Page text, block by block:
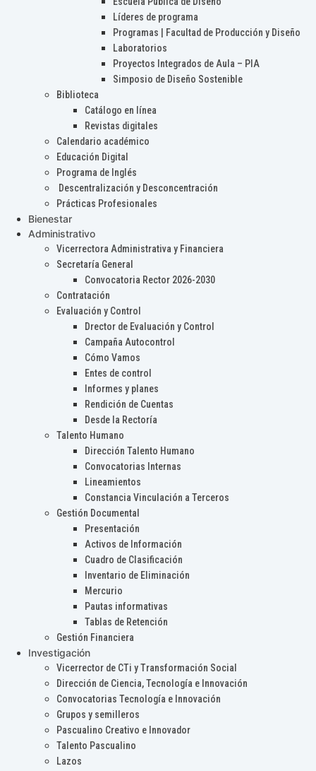
Líderes de programa
Programas | Facultad de Producción y Diseño
Laboratorios
Proyectos Integrados de Aula – PIA
Simposio de Diseño Sostenible
Biblioteca
Catálogo en línea
Revistas digitales
Calendario académico
Educación Digital
Programa de Inglés
Descentralización y Desconcentración
Prácticas Profesionales
Bienestar
Administrativo
Vicerrectora Administrativa y Financiera
Secretaría General
Convocatoria Rector 2026-2030
Contratación
Evaluación y Control
Drector de Evaluación y Control
Campaña Autocontrol
Cómo Vamos
Entes de control
Informes y planes
Rendición de Cuentas
Desde la Rectoría
Talento Humano
Dirección Talento Humano
Convocatorias Internas
Lineamientos
Constancia Vinculación a Terceros
Gestión Documental
Presentación
Activos de Información
Cuadro de Clasificación
Inventario de Eliminación
Mercurio
Pautas informativas
Tablas de Retención
Gestión Financiera
Investigación
Vicerrector de CTi y Transformación Social
Dirección de Ciencia, Tecnología e Innovación
Convocatorias Tecnología e Innovación
Grupos y semilleros
Pascualino Creativo e Innovador
Talento Pascualino
Lazos